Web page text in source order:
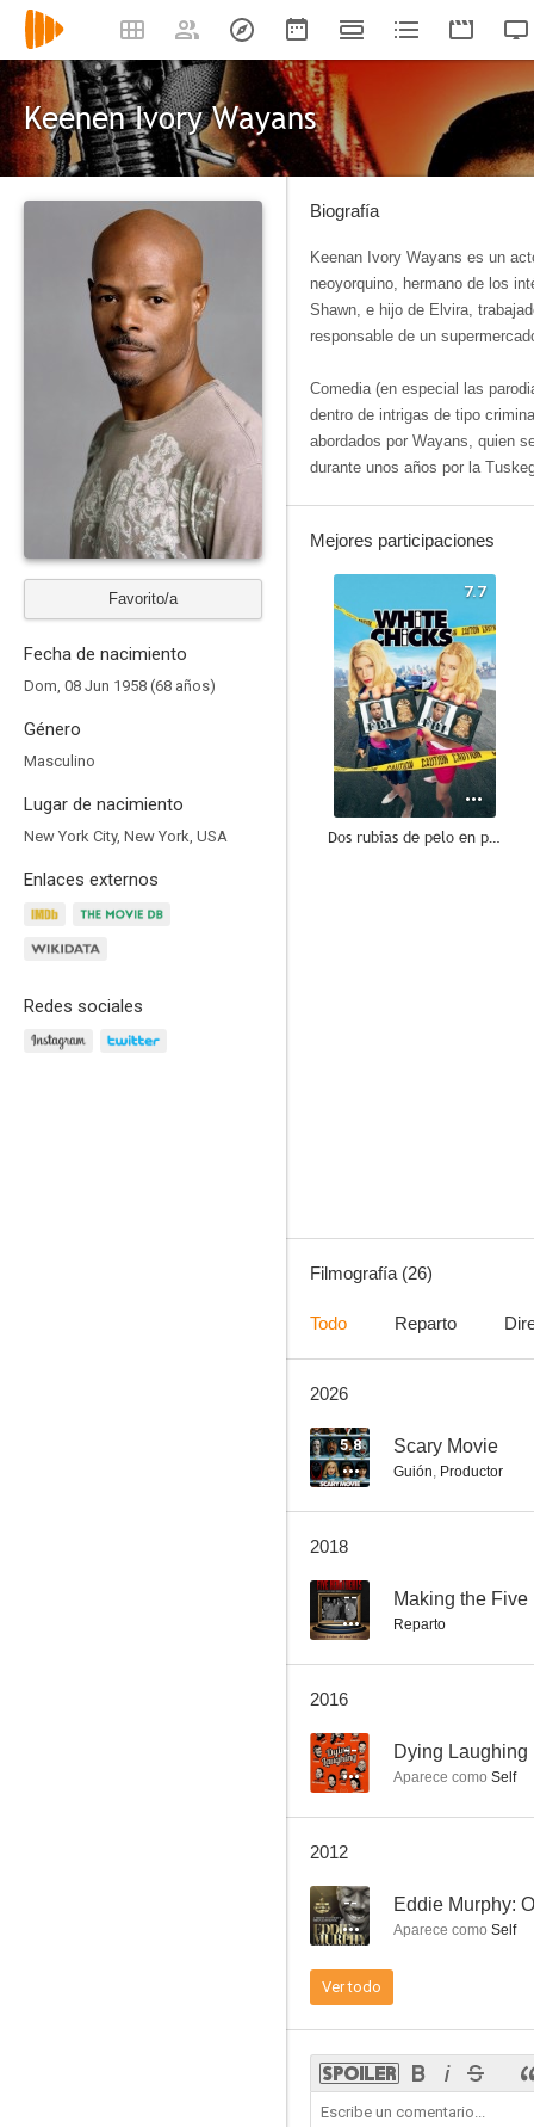
Keenen Ivory Wayans
Favorito/a
Fecha de nacimiento
Dom, 08 Jun 1958 (68 años)
Género
Masculino
Lugar de nacimiento
New York City, New York, USA
Enlaces externos
Redes sociales
Biografía
Keenan Ivory Wayans es un
neoyorquino, hermano de los
Shawn, e hijo de Elvira,
responsable de un
Comedia (en especial las
dentro de intrigas de tipo
abordados por Wayans, quien
durante unos años por la
Mejores participaciones
7.7
Dos rubias de pelo en pecho
8.1
Filmografía (26)
Todo Reparto
2026
5.8 Scary Movie
Guión, Productor
2018
-- Making the Five
Reparto
2016
-- Dying Laughing
Aparece como Self
2012
-- Eddie Murphy:
Aparece como Self
Ver todo